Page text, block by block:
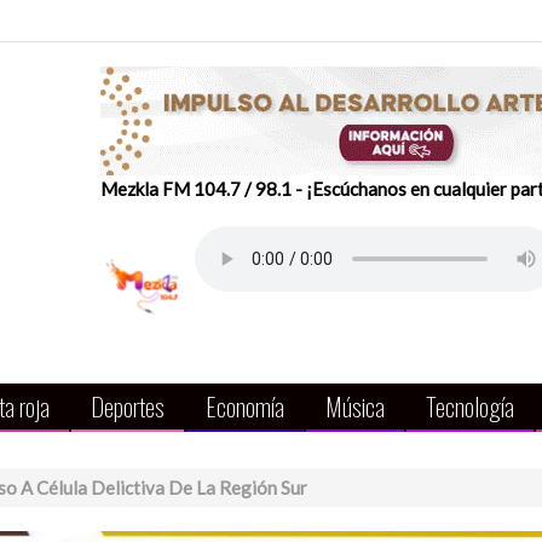
Mezkla FM 104.7 / 98.1 - ¡Escúchanos en cualquier
roja Deportes Economía Música Tecnología
A Célula Delictiva De La Región Sur